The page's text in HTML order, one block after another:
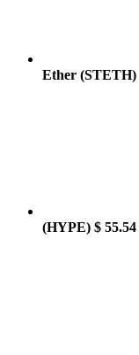
Ether (STETH)
(HYPE) $ 55.54